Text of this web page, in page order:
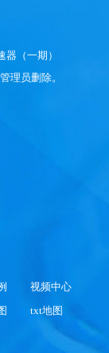
（一期）
理员删除。
视频中心
txt地图